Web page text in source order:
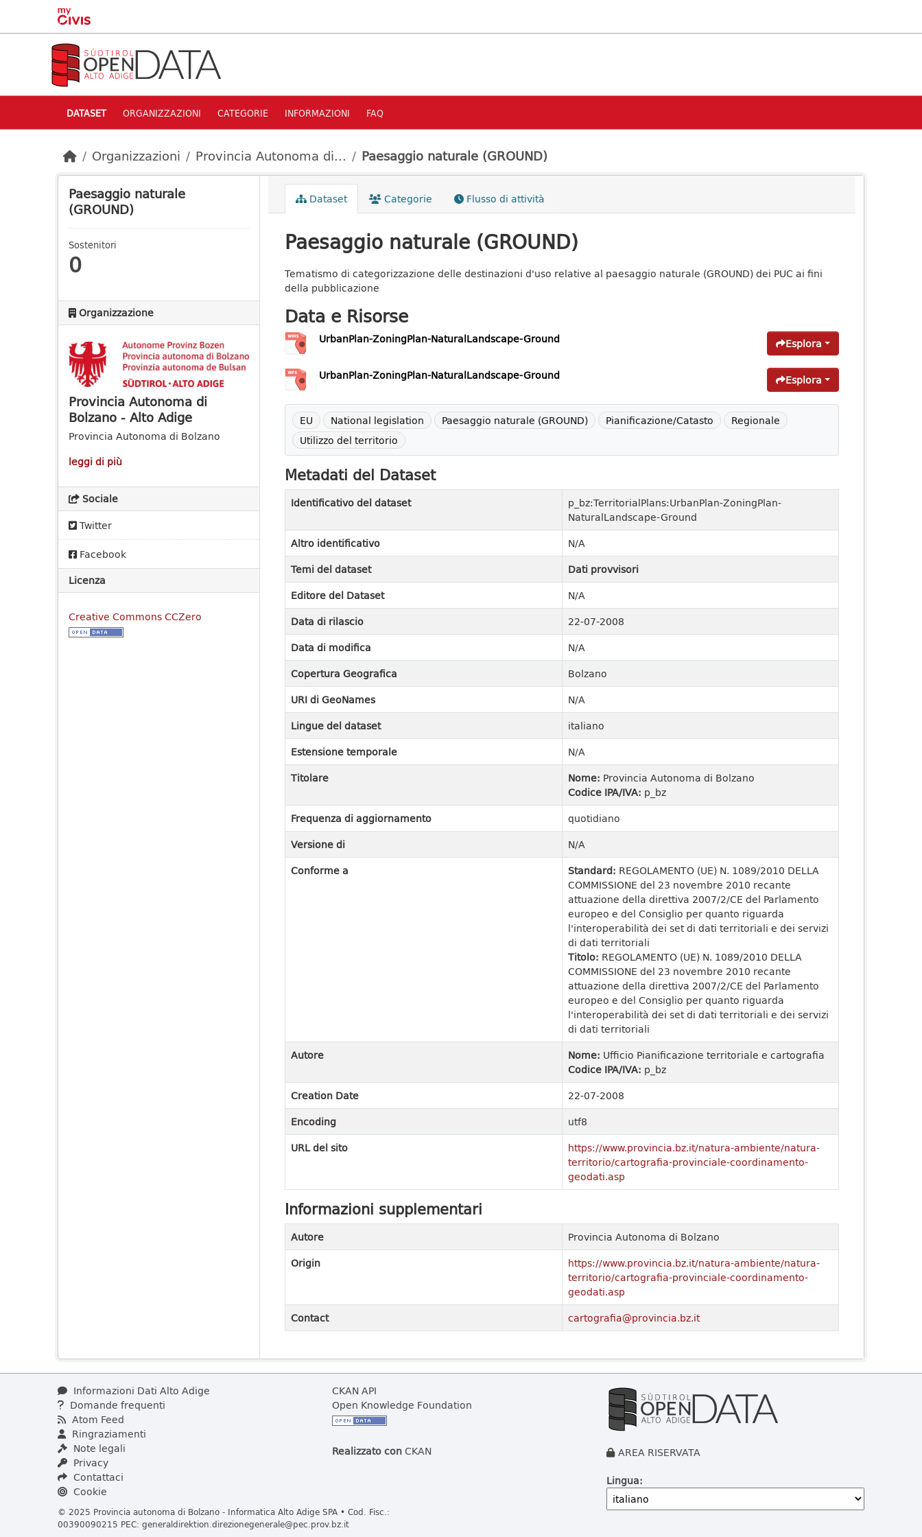
Skip to main content
DATASET ORGANIZZAZIONI CATEGORIE INFORMAZIONI FAQ
Organizzazioni Provincia Autonoma di... Paesaggio naturale (GROUND)
Paesaggio naturale
(GROUND)
Sostenitori
0
Organizzazione
Provincia Autonoma di
Bolzano - Alto Adige
Provincia Autonoma di Bolzano
leggi di più
Sociale
Twitter
Facebook
Licenza
Creative Commons CCZero
Dataset Categorie Flusso di attività
Paesaggio naturale (GROUND)
Tematismo di categorizzazione delle destinazioni d'uso relative al paesaggio naturale (GROUND) dei PUC ai fini
della pubblicazione
Data e Risorse
UrbanPlan-ZoningPlan-NaturalLandscape-Ground Esplora
UrbanPlan-ZoningPlan-NaturalLandscape-Ground Esplora
EU National legislation Paesaggio naturale (GROUND) Pianificazione/Catasto
Regionale
Utilizzo del territorio
Metadati del Dataset
Identificativo del dataset
p_bz:TerritorialPlans:UrbanPlan-ZoningPlan-
NaturalLandscape-Ground
Altro identificativo
N/A
Temi del dataset
Dati provvisori
Editore del Dataset
N/A
Data di rilascio
22-07-2008
Data di modifica
N/A
Copertura Geografica
Bolzano
URI di GeoNames
N/A
Lingue del dataset
italiano
Estensione temporale
N/A
Titolare
Nome: Provincia Autonoma di Bolzano
Codice IPA/IVA: p_bz
Frequenza di aggiornamento
quotidiano
Versione di
N/A
Conforme a
Standard: REGOLAMENTO (UE) N. 1089/2010 DELLA
COMMISSIONE del 23 novembre 2010 recante
attuazione della direttiva 2007/2/CE del Parlamento
europeo e del Consiglio per quanto riguarda
l'interoperabilità dei set di dati territoriali e dei servizi
di dati territoriali
Titolo: REGOLAMENTO (UE) N. 1089/2010 DELLA
COMMISSIONE del 23 novembre 2010 recante
attuazione della direttiva 2007/2/CE del Parlamento
europeo e del Consiglio per quanto riguarda
l'interoperabilità dei set di dati territoriali e dei servizi
di dati territoriali
Autore
Nome: Ufficio Pianificazione territoriale e cartografia
Codice IPA/IVA: p_bz
Creation Date
22-07-2008
Encoding
utf8
URL del sito
https://www.provincia.bz.it/natura-ambiente/natura-
territorio/cartografia-provinciale-coordinamento-
geodati.asp
Informazioni supplementari
Autore
Provincia Autonoma di Bolzano
Origin
https://www.provincia.bz.it/natura-ambiente/natura-
territorio/cartografia-provinciale-coordinamento-
geodati.asp
Contact
cartografia@provincia.bz.it
Informazioni Dati Alto Adige
Domande frequenti
Atom Feed
Ringraziamenti
Note legali
Privacy
Contattaci
Cookie
© 2025 Provincia autonoma di Bolzano - Informatica Alto Adige SPA • Cod. Fisc.:
00390090215 PEC: generaldirektion.direzionegenerale@pec.prov.bz.it
CKAN API
Open Knowledge Foundation
Realizzato conCKAN
AREA RISERVATA
Lingua